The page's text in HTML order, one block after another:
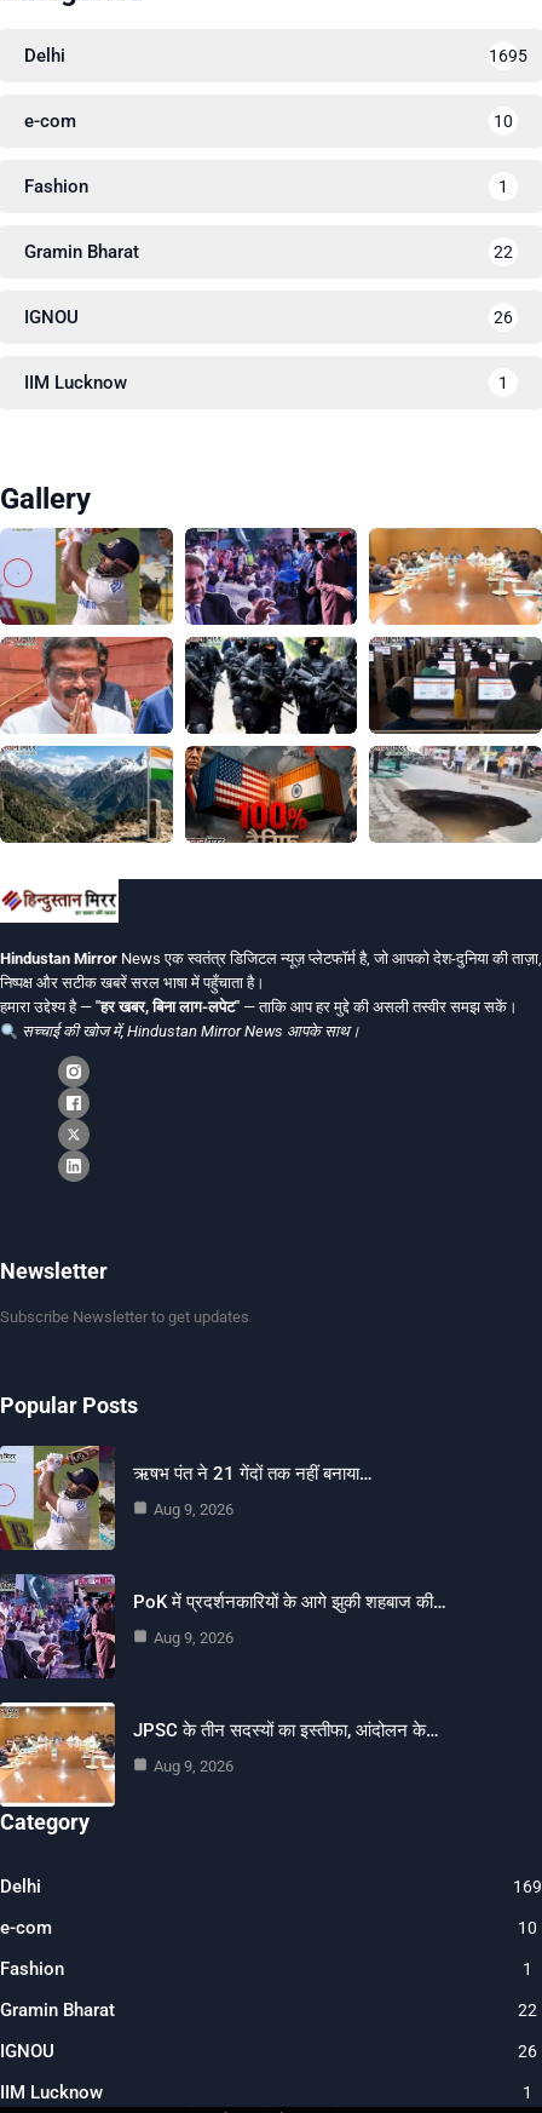
Delhi 1695
e-com 10
Fashion 1
Gramin Bharat 22
IGNOU 26
IIM Lucknow 1
Gallery
Hindustan Mirror News एक स्वतंत्र डिजिटल न्यूज़ प्लेटफॉर्म है, जो आपको देश-दुनिया की ताज़ा,
निष्पक्ष और सटीक खबरें सरल भाषा में पहुँचाता है।
हमारा उद्देश्य है — "हर खबर, बिना लाग-लपेट" — ताकि आप हर मुद्दे की असली तस्वीर समझ सकें।
सच्चाई की खोज में, Hindustan Mirror News आपके साथ।
Newsletter
Subscribe Newsletter to get updates
Popular Posts
ऋषभ पंत ने 21 गेंदों तक नहीं बनाया…
Aug 9, 2026
PoK में प्रदर्शनकारियों के आगे झुकी शहबाज की…
Aug 9, 2026
JPSC के तीन सदस्यों का इस्तीफा, आंदोलन के…
Aug 9, 2026
Category
Delhi
e-com 10
Fashion 1
Gramin Bharat 22
IGNOU 26
IIM Lucknow 1